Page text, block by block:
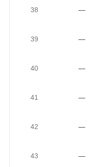
38 —
39 —
40 —
41 —
42 —
43 —